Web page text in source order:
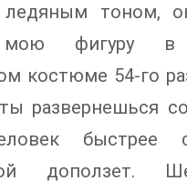
ледяным тоном,
мою фигуру в
костюме 54-го
развернешься
доползет.